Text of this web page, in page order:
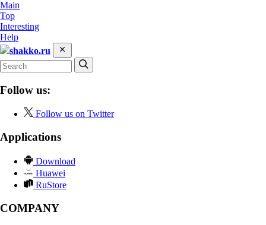
Main
Top
Interesting
Help
shakko.ru
Follow us:
Follow us on Twitter
Applications
Download
Huawei
RuStore
COMPANY